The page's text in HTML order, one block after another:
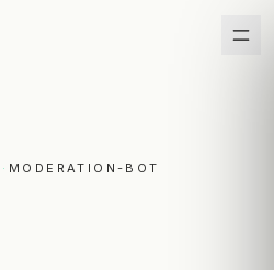
· MODERATION-BOT